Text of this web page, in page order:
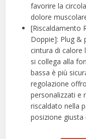
favorire la
dolore
[Riscaldamento
Doppie]: Plug &
cintura di calore
si collega alla
bassa è più
regolazione
personalizzati e
riscaldato nella
posizione giusta